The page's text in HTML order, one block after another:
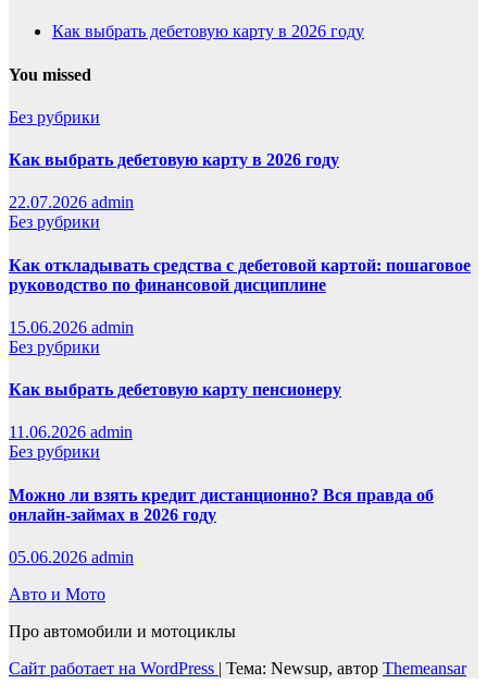
Как выбрать дебетовую карту в 2026 году
You missed
Без рубрики
Как выбрать дебетовую карту в 2026 году
22.07.2026 admin
Без рубрики
Как откладывать средства с дебетовой картой: пошаговое
руководство по финансовой дисциплине
15.06.2026 admin
Без рубрики
Как выбрать дебетовую карту пенсионеру
11.06.2026 admin
Без рубрики
Можно ли взять кредит дистанционно? Вся правда об
онлайн-займах в 2026 году
05.06.2026 admin
Авто и Мото
Про автомобили и мотоциклы
Сайт работает на WordPress | Тема: Newsup, автор Themeansar